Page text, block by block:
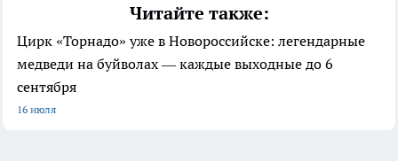
Читайте также:
Цирк «Торнадо» уже в Новороссийске: легендарные
медведи на буйволах — каждые выходные до 6
сентября
16 июля